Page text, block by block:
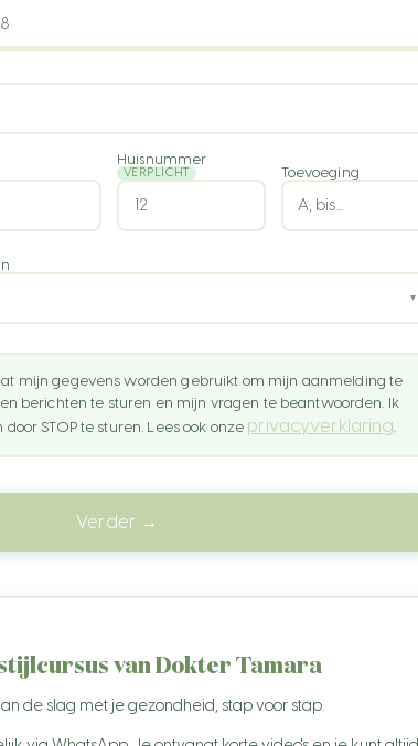
MA DI WO DO VR ZA
+32
+49
+33
+44
+39
+41
+47
+45
Huisnummer
VERPLICHT Toevoeging
▾
mijn gegevens worden gebruikt om mijn aanmelding te
berichten te sturen en mijn vragen te beantwoorden. Ik
STOP te sturen. Lees ook onze privacyverklaring
Verder →
van Dokter Tamara
de slag met je gezondheid, stap voor stap.